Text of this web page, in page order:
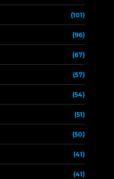
(101)
(96)
(67)
(57)
(54)
(51)
(50)
(41)
(41)